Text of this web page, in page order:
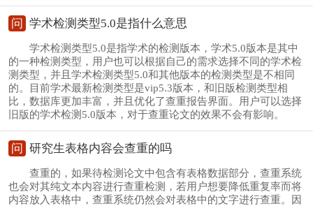
问 学术检测类型5.0是指什么意思
学术检测类型5.0是指学术的检测版本，学术5.0版本是其中
的一种检测类型，用户也可以根据自己的需求选择不同的学术检
测类型，并且学术检测类型5.0和其他版本的检测类型是不相同
的。目前学术最新检测类型是vip5.3版本，和旧版检测类型相
比，数据库更加丰富，并且优化了查重报告界面。用户可以选择
旧版的学术检测5.0版本，对于查重论文的效果不会有影响。
问 研究生表格内容会查重的吗
查重的，如果待检测论文中包含有表格数据部分，查重系统
也会对其纯文本内容进行查重检测，若用户想要降低重复率而将
内容放入表格中，查重系统仍然会对表格中的文字进行查重。因